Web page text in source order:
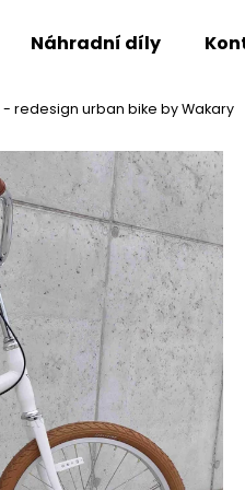
Náhradní díly
- redesign urban bike by Wakary
Co potřebujete
Doporučujeme